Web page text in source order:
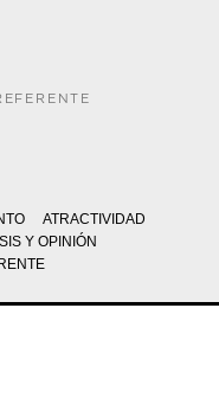
ATRACTIVIDAD
Y OPINIÓN